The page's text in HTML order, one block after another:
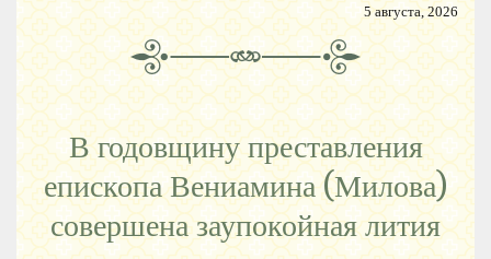
5 августа, 2026
В годовщину преставления
епископа Вениамина (Милова)
совершена заупокойная лития